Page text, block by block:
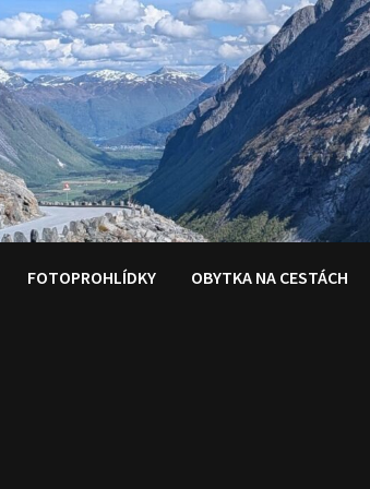
FOTOPROHLÍDKY OBYTKA NA CESTÁCH